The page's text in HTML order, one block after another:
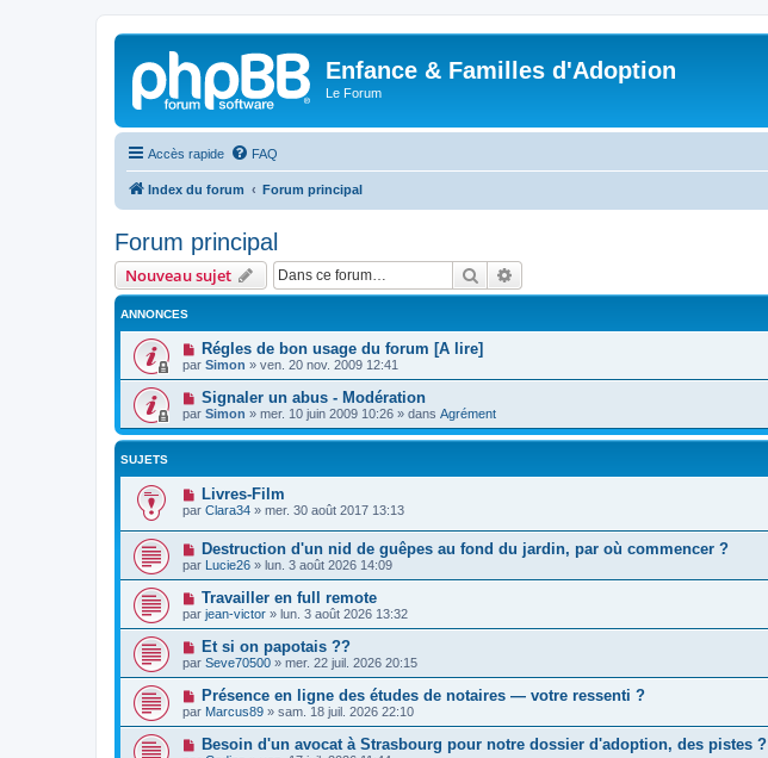
Enfance & Familles d'Adoption
Le Forum
Accès rapide FAQ
Index du forum Forum principal
Forum principal
Nouveau sujet Rechercher
ANNONCES
Régles de bon usage du forum [A lire]
par Simon » ven. 20 nov. 2009 12:41
Signaler un abus - Modération
par Simon » mer. 10 juin 2009 10:26 » dans Agrément
SUJETS
Livres-Film
par Clara34 » mer. 30 août 2017 13:13
Destruction d'un nid de guêpes au fond du jardin, par où commencer ?
par Lucie26 » lun. 3 août 2026 14:09
Travailler en full remote
par jean-victor » lun. 3 août 2026 13:32
Et si on papotais ??
par Seve70500 » mer. 22 juil. 2026 20:15
Présence en ligne des études de notaires — votre ressenti ?
par Marcus89 » sam. 18 juil. 2026 22:10
Besoin d'un avocat à Strasbourg pour notre dossier d'adoption, des pistes ?